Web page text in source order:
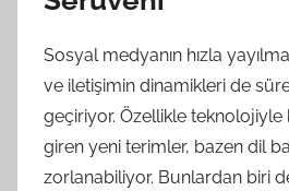
Sosyal medyanın hızla
ve iletişimin dinamikleri de
geçiriyor. Özellikle teknolojiyle
giren yeni terimler, bazen dil
zorlanabiliyor. Bunlardan biri